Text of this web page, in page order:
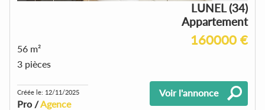
LUNEL (34)
Appartement
160000 €
56 m²
3 pièces
Créée le: 12/11/2025
Pro /Agence
Voir l'annonce